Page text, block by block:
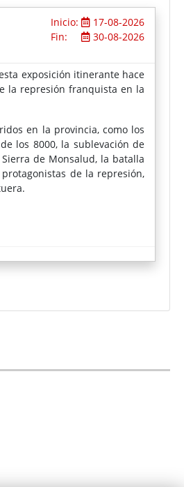
Inicio:
17-08-2026
Fin:
30-08-2026
exposición itinerante hace
la represión franquista en la
en la provincia, como los
los 8000, la sublevación de
de Monsalud, la batalla
de la represión,